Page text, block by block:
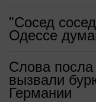
"Сосед
Одессе
Слова
вызвали
Германии